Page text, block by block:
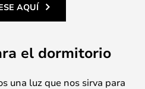
AQUÍ
el dormitorio
una luz que nos sirva para